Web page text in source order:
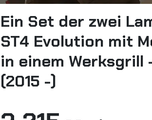
Ein Set der zwei
ST4 Evolution mit
in einem Werksgrill
(2015 -)